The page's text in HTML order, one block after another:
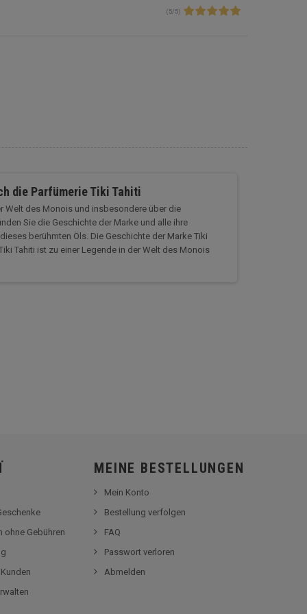
( 5/ 5)
die Parfümerie Tiki Tahiti
Welt des Monois und insbesondere über die
Sie die Geschichte der Marke und alle ihre
berühmten Öls. Die Geschichte der Marke Tiki
Tahiti ist zu einer Legende in der Welt des Monois
ohne Gebühren
MEINE BESTELLUNGEN
Mein Konto
Bestellung verfolgen
FAQ
Passwort verloren
Abmelden